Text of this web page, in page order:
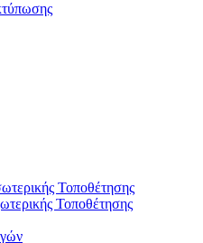
Τοποθέτησης
Τοποθέτησης